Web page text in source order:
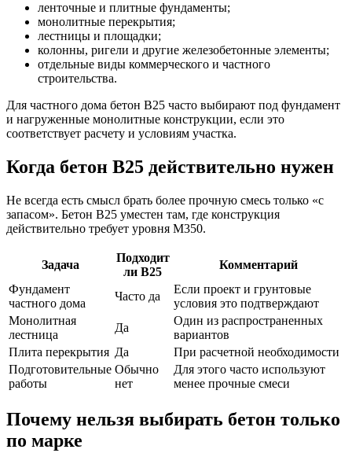
ленточные и плитные фундаменты;
монолитные перекрытия;
лестницы и площадки;
колонны, ригели и другие железобетонные элементы;
отдельные виды коммерческого и частного
строительства.
Для частного дома бетон В25 часто выбирают под фундамент
и нагруженные монолитные конструкции, если это
соответствует расчету и условиям участка.
Когда бетон В25 действительно нужен
Не всегда есть смысл брать более прочную смесь только «с
запасом». Бетон В25 уместен там, где конструкция
действительно требует уровня М350.
Задача
Подходит
ли В25
Комментарий
Фундамент
частного дома
Часто да
Если проект и грунтовые
условия это подтверждают
Монолитная
лестница
Да
Один из распространенных
вариантов
Плита перекрытия Да
При расчетной необходимости
Подготовительные
работы
Обычно
нет
Для этого часто используют
менее прочные смеси
Почему нельзя выбирать бетон только
по марке